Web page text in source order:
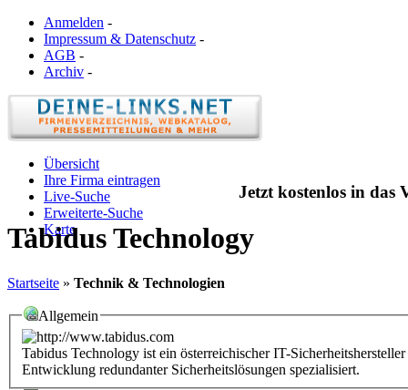
Anmelden -
Impressum & Datenschutz -
AGB -
Archiv -
Übersicht
Ihre Firma eintragen
Live-Suche
Erweiterte-Suche
Karte
Jetzt kostenlos in das
Tabidus Technology
Startseite » Technik & Technologien
Allgemein
Tabidus Technology ist ein österreichischer IT-
Entwicklung redundanter Sicherheitslösungen spezialisiert.